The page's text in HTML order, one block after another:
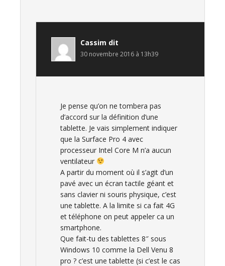
Cassim dit
30 novembre 2016 à 13h39
Je pense qu’on ne tombera pas
d’accord sur la définition d’une
tablette. Je vais simplement indiquer
que la Surface Pro 4 avec
processeur Intel Core M n’a aucun
ventilateur
A partir du moment où il s’agit d’un
pavé avec un écran tactile géant et
sans clavier ni souris physique, c’est
une tablette. A la limite si ca fait 4G
et téléphone on peut appeler ca un
smartphone.
Que fait-tu des tablettes 8″ sous
Windows 10 comme la Dell Venu 8
pro ? c’est une tablette (si c’est le cas